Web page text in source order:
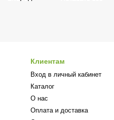
Клиентам
Вход в личный кабинет
Каталог
О нас
Оплата и доставка